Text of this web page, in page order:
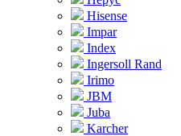
Hisense
Impar
Index
Ingersoll Rand
Irimo
JBM
Juba
Karcher